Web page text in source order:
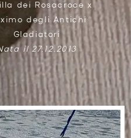
dei Rosacroce x
degli Antichi
Gladiatori
il 27.12.2013